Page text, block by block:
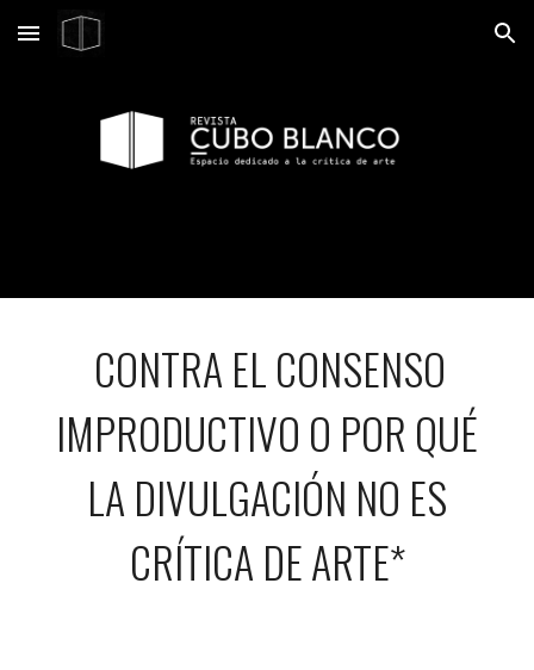
Skip to main content Skip to navigation
CONTRA EL CONSENSO
IMPRODUCTIVO O POR QUÉ
LA DIVULGACIÓN NO ES
CRÍTICA DE ARTE*